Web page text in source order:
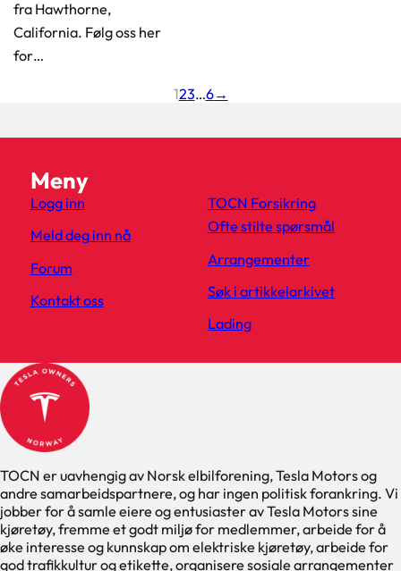
fra Hawthorne,
California. Følg oss her
for…
123…6→
TOCN er uavhengig av Norsk elbilforening, Tesla Motors og
andre samarbeidspartnere, og har ingen politisk forankring. Vi
jobber for å samle eiere og entusiaster av Tesla Motors sine
kjøretøy, fremme et godt miljø for medlemmer, arbeide for å
øke interesse og kunnskap om elektriske kjøretøy, arbeide for
god trafikkultur og etikette, organisere sosiale arrangementer
Meny
Logg inn
Meld deg inn nå
Forum
Kontakt oss
TOCN Forsikring
Ofte stilte spørsmål
Arrangementer
Søk i artikkelarkivet
Lading